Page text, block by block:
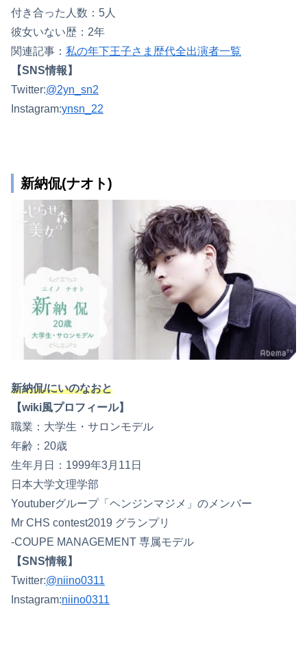
付き合った人数：5人
彼女いない歴：2年
関連記事： 私の年下王子さま歴代全出演者一覧
【SNS情報】
Twitter:@2yn_sn2
Instagram:ynsn_22
新納侃(ナオト)
新納侃/にいのなおと
【wiki風プロフィール】
職業：大学生・サロンモデル
年齢：20歳
生年月日：1999年3月11日
日本大学文理学部
Youtuberグループ「ヘンジンマジメ」のメンバー
Mr CHS contest2019 グランプリ
-COUPE MANAGEMENT 専属モデル
【SNS情報】
Twitter:@niino0311
Instagram:niino0311